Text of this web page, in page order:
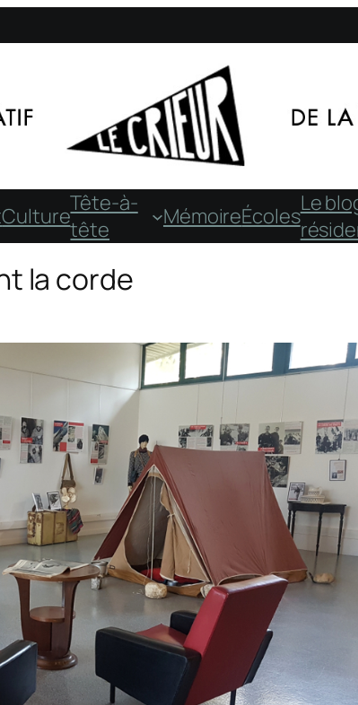
CultureTête-à-
tête
MémoireÉcolesLe
la corde